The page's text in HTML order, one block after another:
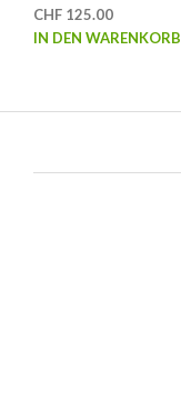
CHF 125.00
IN DEN WARENKORB